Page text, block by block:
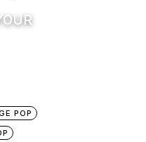
POP